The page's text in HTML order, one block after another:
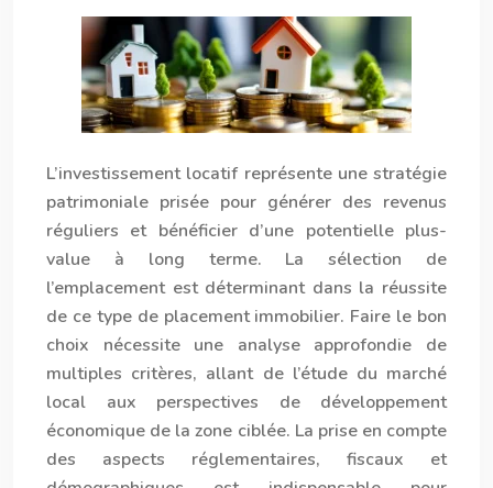
L’investissement locatif représente une stratégie
patrimoniale prisée pour générer des revenus
réguliers et bénéficier d’une potentielle plus-
value à long terme. La sélection de
l’emplacement est déterminant dans la réussite
de ce type de placement immobilier. Faire le bon
choix nécessite une analyse approfondie de
multiples critères, allant de l’étude du marché
local aux perspectives de développement
économique de la zone ciblée. La prise en compte
des aspects réglementaires, fiscaux et